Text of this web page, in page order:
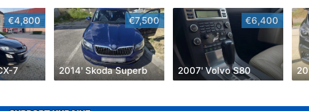
€4,800
7
€7,500
2014' Skoda Superb
€6,400
2007' Volvo S80